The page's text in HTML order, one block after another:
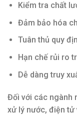
Kiểm tra chất
Đảm bảo hóa
Tuân thủ quy
Hạn chế rủi ro
Dễ dàng truy
Đối với các ngành
xử lý nước, điện tử